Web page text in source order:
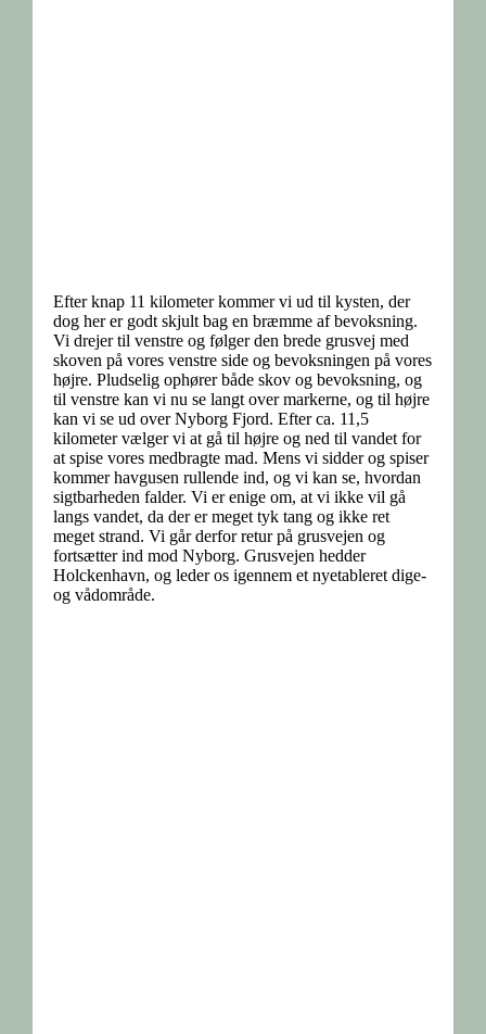
Efter knap 11 kilometer kommer vi ud til kysten, der
dog her er godt skjult bag en bræmme af bevoksning.
Vi drejer til venstre og følger den brede grusvej med
skoven på vores venstre side og bevoksningen på vores
højre. Pludselig ophører både skov og bevoksning, og
til venstre kan vi nu se langt over markerne, og til højre
kan vi se ud over Nyborg Fjord. Efter ca. 11,5
kilometer vælger vi at gå til højre og ned til vandet for
at spise vores medbragte mad. Mens vi sidder og spiser
kommer havgusen rullende ind, og vi kan se, hvordan
sigtbarheden falder. Vi er enige om, at vi ikke vil gå
langs vandet, da der er meget tyk tang og ikke ret
meget strand. Vi går derfor retur på grusvejen og
fortsætter ind mod Nyborg. Grusvejen hedder
Holckenhavn, og leder os igennem et nyetableret dige-
og vådområde.